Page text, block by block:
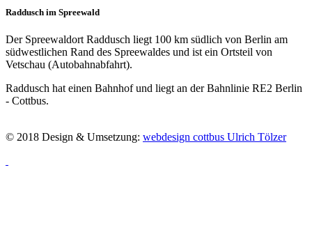
Raddusch im Spreewald
Der Spreewaldort Raddusch liegt 100 km südlich von Berlin am
südwestlichen Rand des Spreewaldes und ist ein Ortsteil von
Vetschau (Autobahnabfahrt).
Raddusch hat einen Bahnhof und liegt an der Bahnlinie RE2 Berlin
- Cottbus.
© 2018 Design & Umsetzung: webdesign cottbus Ulrich Tölzer